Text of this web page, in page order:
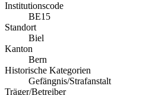
Institutionscode
BE15
Standort
Biel
Kanton
Bern
Historische Kategorien
Gefängnis/Strafanstalt
Träger/Betreiber